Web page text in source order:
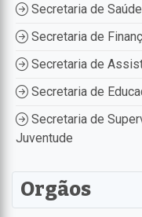
Secretaria de Saúde
Secretaria de
Secretaria de
Secretaria de
Secretaria de
Juventude
Orgãos